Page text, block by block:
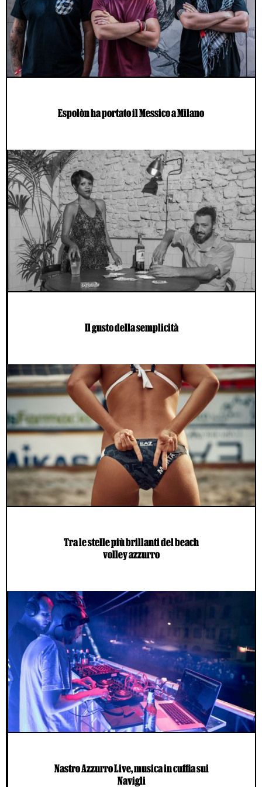
Espolòn ha portato il Messico a Milano
Il gusto della semplicità
Tra le stelle più brillanti del beach
volley azzurro
Nastro Azzurro Live, musica in cuffia sui
Navigli